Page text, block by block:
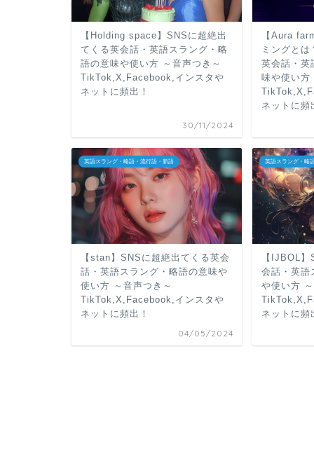
【Holding space】SNSに超絶出
てくる英会話・英語スラング・略
語の意味や使い方 ～音声つき～
TikTok,X,Facebook,インスタや
ネットに頻出！
30/11/2024
【Aura
ミングと
英会話・英
味や使い方
ネットに頻
英語スラング・略語・流行語・新語
【stan】SNSに超絶出てくる英会
話・英語スラング・略語の意味や
使い方 ～音声つき～
TikTok,X,Facebook,インスタや
ネットに頻出！
04/05/2024
英語スラング・略
【IJBOL
会話・英語
や使い方
ネットに頻